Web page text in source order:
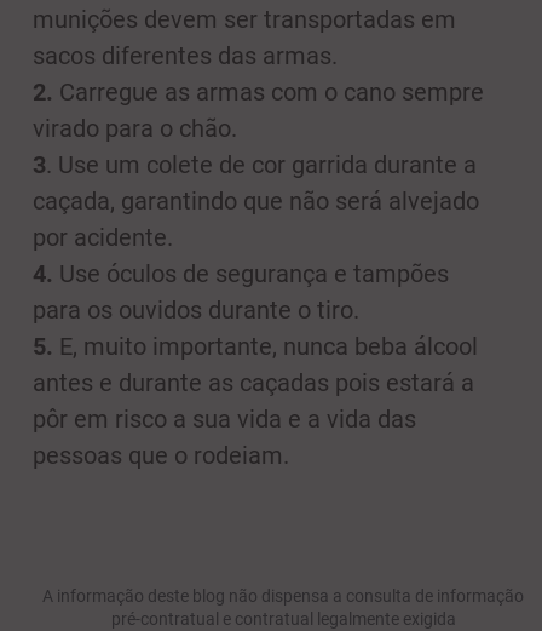
munições devem ser transportadas em
sacos diferentes das armas.
2. Carregue as armas com o cano sempre
virado para o chão.
3. Use um colete de cor garrida durante a
caçada, garantindo que não será alvejado
por acidente.
4. Use óculos de segurança e tampões
para os ouvidos durante o tiro.
5. E, muito importante, nunca beba álcool
antes e durante as caçadas pois estará a
pôr em risco a sua vida e a vida das
pessoas que o rodeiam.
A informação deste blog não dispensa a consulta de informação
pré-contratual e contratual legalmente exigida